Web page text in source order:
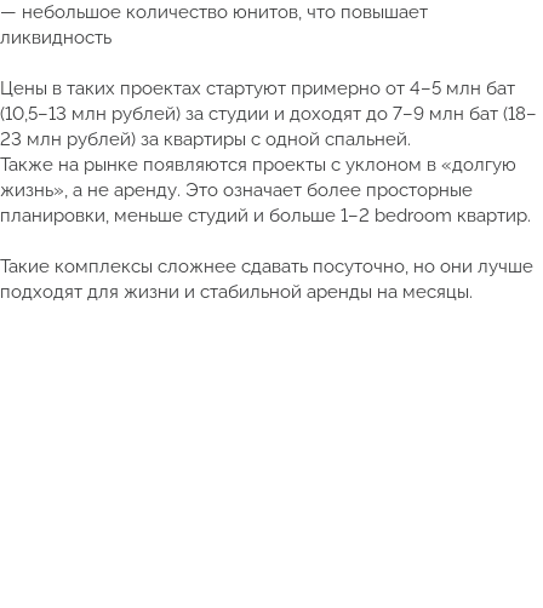
— небольшое количество юнитов, что повышает
ликвидность
Цены в таких проектах стартуют примерно от 4–5 млн бат
(10,5–13 млн рублей) за студии и доходят до 7–9 млн бат (18–
23 млн рублей) за квартиры с одной спальней.
Также на рынке появляются проекты с уклоном в «долгую
жизнь», а не аренду. Это означает более просторные
планировки, меньше студий и больше 1–2 bedroom квартир.
Такие комплексы сложнее сдавать посуточно, но они лучше
подходят для жизни и стабильной аренды на месяцы.